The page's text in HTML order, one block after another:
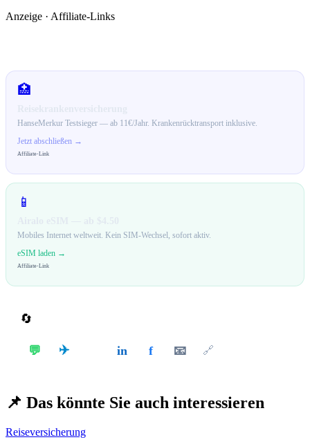
Anzeige · Affiliate-Links
🏥
HanseMerkur Testsieger — ab 11€/Jahr. Krankenrücktransport inklusive.
Jetzt abschließen →
Affiliate-Link
📱
Mobiles Internet weltweit. Kein SIM-Wechsel, sofort aktiv.
eSIM laden →
Affiliate-Link
🔄
💬 ✈️ in f 📧 🔗
📌 Das könnte Sie auch interessieren
Reiseversicherung